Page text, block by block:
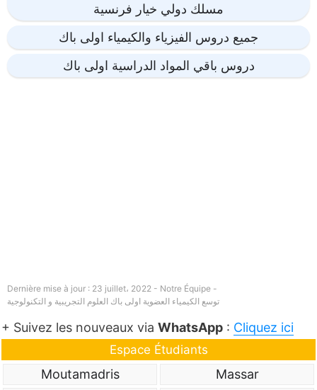
مسلك دولي خيار فرنسية
جميع دروس الفيزياء والكيمياء اولى باك
دروس باقي المواد الدراسية اولى باك
Dernière mise à jour : 23 juillet، 2022 - Notre Équipe -
توسع الكيمياء العضوية اولى باك العلوم التجريبية و التكنولوجية
+ Suivez les nouveaux via WhatsApp : Cliquez ici
Espace Étudiants
Massar
Moutamadris